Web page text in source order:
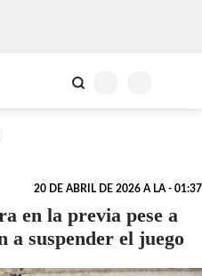
20 DE ABRIL DE 2026 A LA - 01:37
en la previa pese a
a suspender el juego